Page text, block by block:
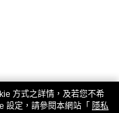
方式之詳情，及若您不希
設定，請參閱本網站「 隱私